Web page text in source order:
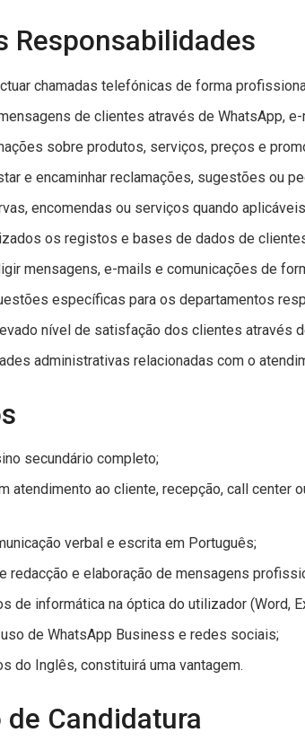
Responsabilidades
chamadas telefónicas de forma
de clientes através de WhatsApp,
sobre produtos, serviços, preços e
e encaminhar reclamações, sugestões ou
encomendas ou serviços quando
os registos e bases de dados de
mensagens, e-mails e comunicações de
específicas para os departamentos
nível de satisfação dos clientes através
administrativas relacionadas com o
secundário completo;
atendimento ao cliente, recepção, call center
verbal e escrita em Português;
redacção e elaboração de mensagens
de informática na óptica do utilizador (Word,
de WhatsApp Business e redes sociais;
do Inglês, constituirá uma vantagem.
de Candidatura